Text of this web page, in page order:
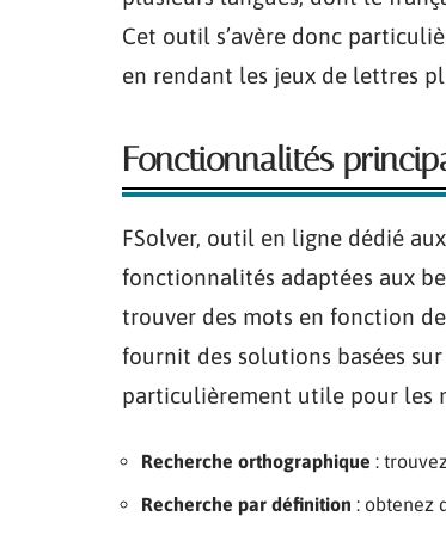
Cet outil s’avère donc
en rendant les jeux de lettres
Fonctionnalités
FSolver, outil en ligne dédié
fonctionnalités adaptées aux
trouver des mots en fonction
fournit des solutions basées
particulièrement utile pour les
Recherche orthographique :
Recherche par définition : obtenez